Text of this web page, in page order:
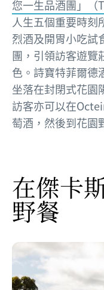
您一生品酒團」（
人生五個重要時刻
烈酒及開胃小吃試
團，引領訪客遊覽
色。詩寶特菲爾德
坐落在封閉式花園
訪客亦可以在
萄酒，然後到花園
在傑卡
野餐